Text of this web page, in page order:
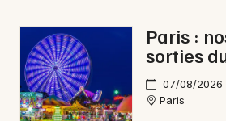
Newsletter des sorties
Artistes en tournée
Actus à Paris
Paris :
sorties
07/08/
Paris